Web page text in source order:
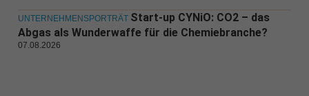
UNTERNEHMENSPORTRÄT Start-up CYNiO: CO2 – das
Abgas als Wunderwaffe für die Chemiebranche?
07.08.2026